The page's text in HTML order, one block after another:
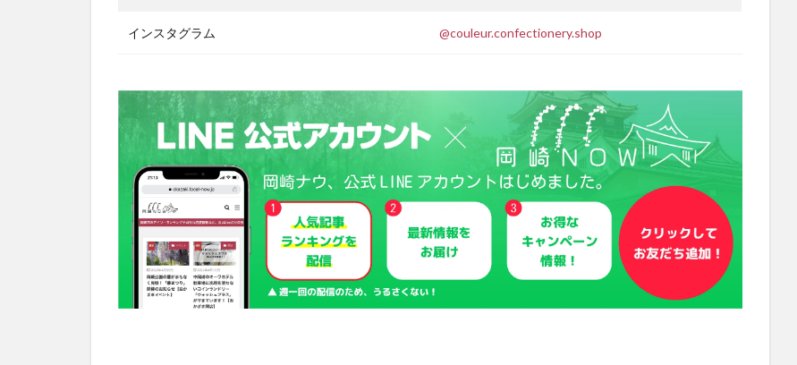
インスタグラム @couleur.confectionery.shop